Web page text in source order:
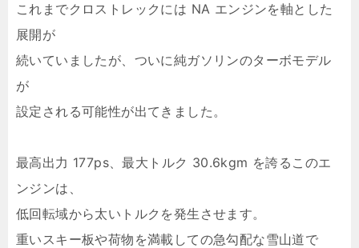
これまでクロストレックには NA エンジンを軸とした
展開が
続いていましたが、ついに純ガソリンのターボモデル
が
設定される可能性が出てきました。
最高出力 177ps、最大トルク 30.6kgm を誇るこのエ
ンジンは、
低回転域から太いトルクを発生させます。
重いスキー板や荷物を満載しての急勾配な雪山道で